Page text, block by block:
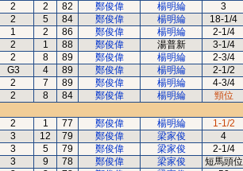
2 2 82 鄭俊偉 楊明綸 3
2 5 84 鄭俊偉 楊明綸 18-1/4
1 2 86 鄭俊偉 楊明綸 2-1/4
2 1 88 鄭俊偉 湯普新 3-1/4
2 8 89 鄭俊偉 楊明綸 2-3/4
G3 4 89 鄭俊偉 楊明綸 2-1/2
2 7 89 鄭俊偉 楊明綸 4-3/4
2 8 84 鄭俊偉 楊明綸 頸位
2 1 77 鄭俊偉 楊明綸 1-1/2
3 12 79 鄭俊偉 梁家俊 4
3 5 79 鄭俊偉 梁家俊 2-1/4
3 9 78 鄭俊偉 梁家俊 短馬頭位